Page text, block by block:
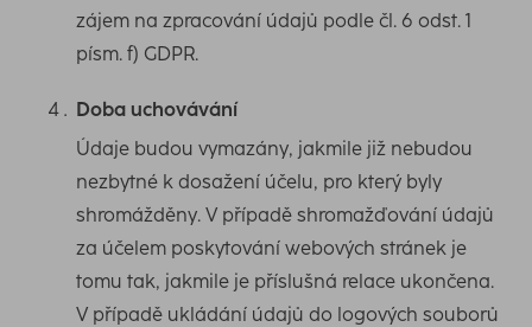
zájem na zpracování údajů podle čl. 6 odst. 1
písm. f) GDPR.
Doba uchovávání
Údaje budou vymazány, jakmile již nebudou
nezbytné k dosažení účelu, pro který byly
shromážděny. V případě shromažďování údajů
za účelem poskytování webových stránek je
tomu tak, jakmile je příslušná relace ukončena.
V případě ukládání údajů do logových souborů